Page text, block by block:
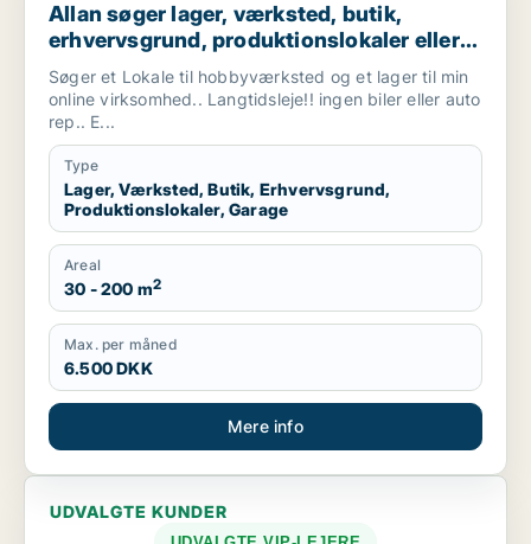
Allan søger lager, værksted, butik,
erhvervsgrund, produktionslokaler eller
garage til leje i Vallensbæk, Ishøj eller
Sorø m.fl.
Søger et Lokale til hobbyværksted og et lager til min
online virksomhed.. Langtidsleje!! ingen biler eller auto
rep.. E...
Type
Lager, Værksted, Butik, Erhvervsgrund,
Produktionslokaler, Garage
Areal
30 - 200 m2
Max. per måned
6.500 DKK
Mere info
UDVALGTE KUNDER